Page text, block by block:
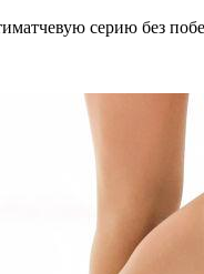
серию без